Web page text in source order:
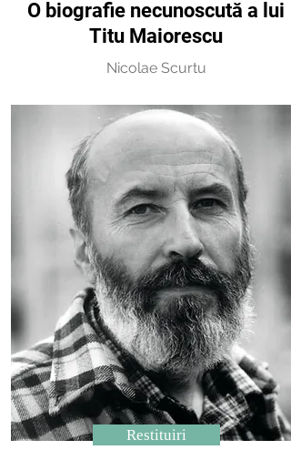
O biografie necunoscută a lui
Titu Maiorescu
Nicolae Scurtu
Restituiri